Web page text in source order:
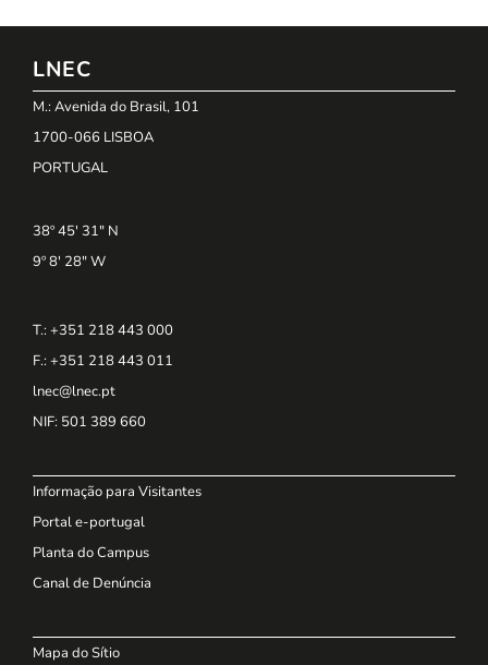
LNEC
M.: Avenida do Brasil, 101
1700-066 LISBOA
PORTUGAL
38º 45' 31" N
9º 8' 28" W
T.: +351 218 443 000
F.: +351 218 443 011
lnec@lnec.pt
NIF: 501 389 660
Informação para Visitantes
Portal e-portugal
Planta do Campus
Canal de Denúncia
Mapa do Sítio